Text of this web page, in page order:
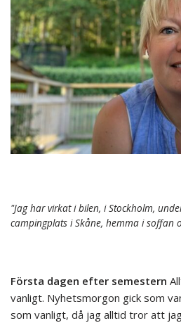
"Jag har virkat i bilen, i Stockholm,
campingplats i Skåne, hemma i soffan
Första dagen efter semestern
vanligt. Nyhetsmorgon gick som
som vanligt, då jag alltid tror att